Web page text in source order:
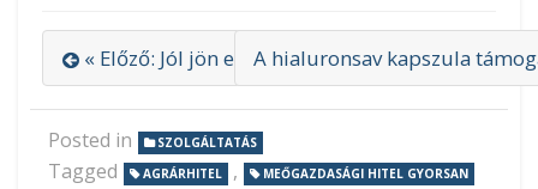
« Előző: Jól jön egy villáskulcs készlet
A hialuronsav kapszula
Posted in SZOLGÁLTATÁS
Tagged AGRÁRHITEL , MEŐGAZDASÁGI HITEL GYORSAN